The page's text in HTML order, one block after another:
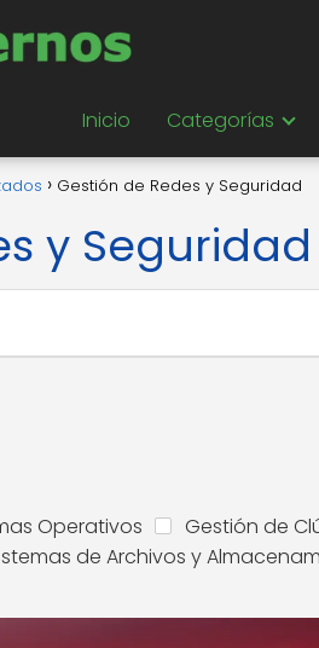
Inicio Categorías
Gestión de Redes y Seguridad
y Seguridad
Operativos
Gestión de
de Archivos y